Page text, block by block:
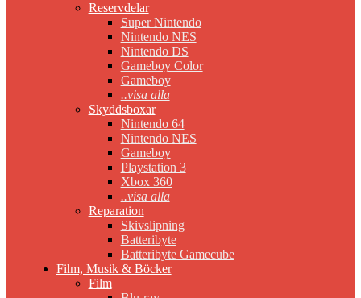
Reservdelar
Super Nintendo
Nintendo NES
Nintendo DS
Gameboy Color
Gameboy
..visa alla
Skyddsboxar
Nintendo 64
Nintendo NES
Gameboy
Playstation 3
Xbox 360
..visa alla
Reparation
Skivslipning
Batteribyte
Batteribyte Gamecube
Film, Musik & Böcker
Film